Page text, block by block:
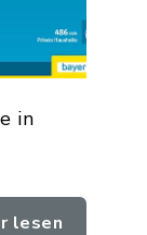
in
lesen